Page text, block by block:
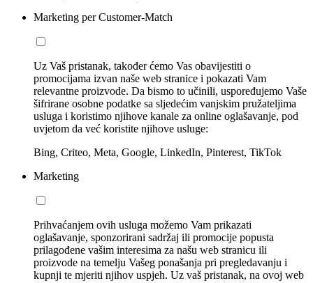
Marketing per Customer-Match
Uz Vaš pristanak, također ćemo Vas obavijestiti o
promocijama izvan naše web stranice i pokazati Vam
relevantne proizvode. Da bismo to učinili, uspoređujemo Vaše
šifrirane osobne podatke sa sljedećim vanjskim pružateljima
usluga i koristimo njihove kanale za online oglašavanje, pod
uvjetom da već koristite njihove usluge:
Bing, Criteo, Meta, Google, LinkedIn, Pinterest, TikTok
Marketing
Prihvaćanjem ovih usluga možemo Vam prikazati
oglašavanje, sponzorirani sadržaj ili promocije popusta
prilagođene vašim interesima za našu web stranicu ili
proizvode na temelju Vašeg ponašanja pri pregledavanju i
kupnji te mjeriti njihov uspjeh. Uz vaš pristanak, na ovoj web